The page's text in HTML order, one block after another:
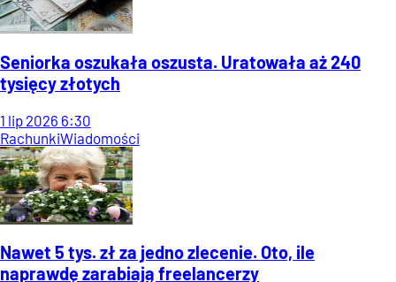
Seniorka oszukała oszusta. Uratowała aż 240
tysięcy złotych
1 lip 2026 6:30
RachunkiWiadomości
Nawet 5 tys. zł za jedno zlecenie. Oto, ile
naprawdę zarabiają freelancerzy